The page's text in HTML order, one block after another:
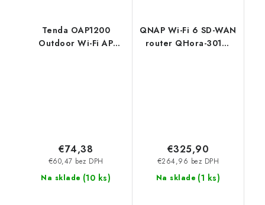
Tenda OAP1200
Outdoor Wi-Fi AP
Na sklade (10 ks)
€60,47 bez DPH
€74,38
QNAP Wi-Fi 6 SD-WAN
router QHora-301W
Na sklade (1 ks)
€264,96 bez DPH
€325,90